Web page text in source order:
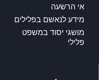
אי הרשעה
מידע לנאשם בפלילים
מושגי יסוד במשפט
פלילי